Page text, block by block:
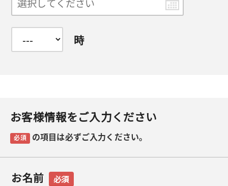
時
お客様情報をご入力ください
必須 の項目は必ずご入力ください。
お名前 必須